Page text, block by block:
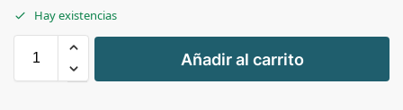
Hay existencias
+
-
Añadir al carrito